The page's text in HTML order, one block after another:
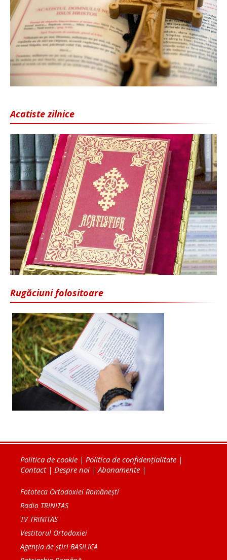
Acatiste zilnice
Rugăciuni folositoare
Politica de cookie | Politica de confidențialitate |
Contact| Despre noi | Abonamente |
Fototeca Ortodoxiei Românești
Radio TRINITAS
TV TRINITAS
Vestitorul Ortodoxiei
Agenţia de ştiri BASILICA